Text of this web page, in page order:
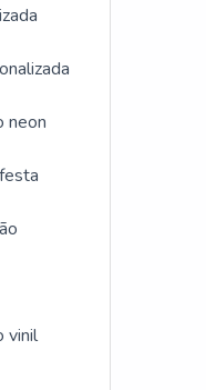
neon
vinil